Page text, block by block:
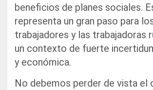
beneficios de planes sociales.
representa un gran paso para
trabajadores y las trabajadoras
un contexto de fuerte
y económica.
No debemos perder de vista el